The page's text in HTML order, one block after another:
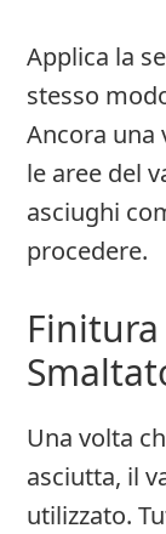
Applica la
stesso
Ancora una
le aree del
asciughi
procedere.
Finitura
Una volta
asciutta, il
utilizzato.